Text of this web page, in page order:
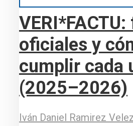
oficiales y
cumplir cada
(2025–2026)
Iván Daniel Ramirez